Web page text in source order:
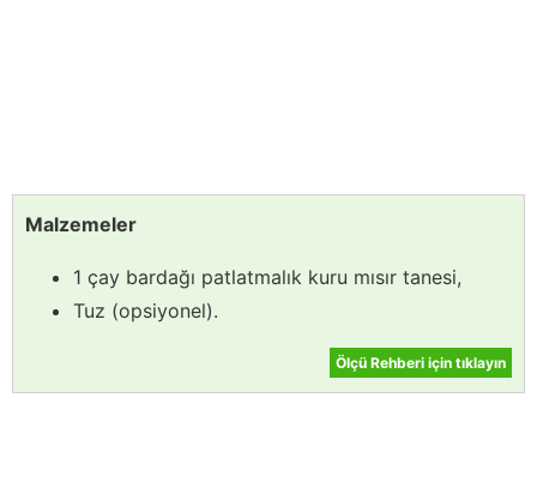
Malzemeler
1 çay bardağı patlatmalık kuru mısır tanesi,
Tuz (opsiyonel).
Ölçü Rehberi için tıklayın